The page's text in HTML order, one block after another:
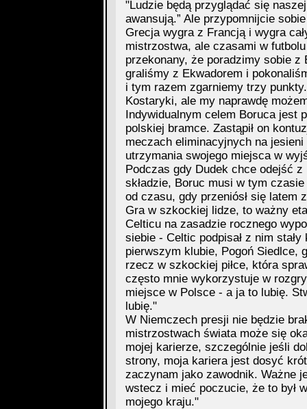
"Ludzie będą przyglądać się
awansują.” Ale przypomnijcie
Grecja wygra z Francją i wygra
mistrzostwa, ale czasami w
przekonany, że poradzimy sobie
graliśmy z Ekwadorem i
i tym razem zgarniemy trzy
Kostaryki, ale my naprawdę
Indywidualnym celem Boruca jest
polskiej bramce. Zastąpił on
meczach eliminacyjnych na
utrzymania swojego miejsca w
Podczas gdy Dudek chce odejść
składzie, Boruc musi w tym
od czasu, gdy przeniósł się latem
Gra w szkockiej lidze, to ważny
Celticu na zasadzie rocznego
siebie - Celtic podpisał z nim
pierwszym klubie, Pogoń Siedlce,
rzecz w szkockiej piłce, która
często mnie wykorzystuje w
miejsce w Polsce - a ja to lubię.
lubię."
W Niemczech presji nie będzie
mistrzostwach świata może się
mojej karierze, szczególnie jeśli
strony, moja kariera jest dosyć
zaczynam jako zawodnik. Ważne
wstecz i mieć poczucie, że to był
mojego kraju."